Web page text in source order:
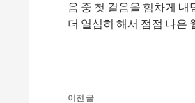
음 중 첫 걸음을 힘차게
더 열심히 해서 점점 나은
글
이전 글